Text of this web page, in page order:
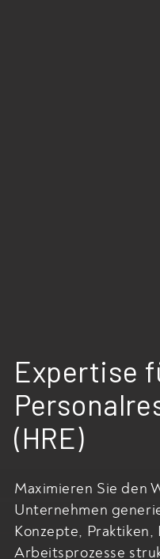
Expertise
(HRE)
Maximieren Sie den
Unternehmen
Konzepte,
Arbeitsprozesse